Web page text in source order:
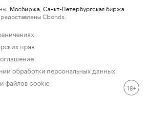
Мосбиржа Санкт-Петербургская биржа
Cbonds.
прав
обработки персональных данных
файлов cookie
18+